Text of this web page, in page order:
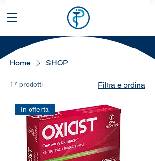
Home SHOP
17 prodotti Filtra e ordina
In offerta